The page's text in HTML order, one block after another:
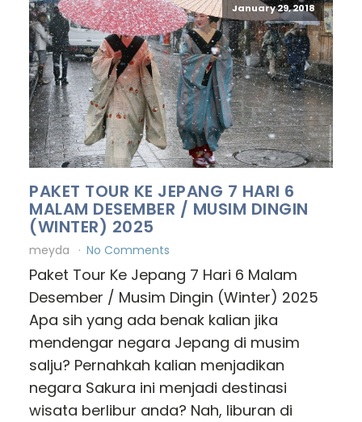
January 29, 2018
PAKET TOUR KE JEPANG 7 HARI 6
MALAM DESEMBER / MUSIM DINGIN
(WINTER) 2025
meyda No Comments
Paket Tour Ke Jepang 7 Hari 6 Malam
Desember / Musim Dingin (Winter) 2025
Apa sih yang ada benak kalian jika
mendengar negara Jepang di musim
salju? Pernahkah kalian menjadikan
negara Sakura ini menjadi destinasi
wisata berlibur anda? Nah, liburan di